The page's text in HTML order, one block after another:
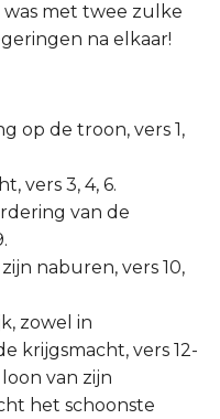
met twee zulke
na elkaar!
op de troon, vers 1,
vers 3, 4, 6.
van de
naburen, vers 10,
zowel in
krijgsmacht, vers 12-
van zijn
het schoonste